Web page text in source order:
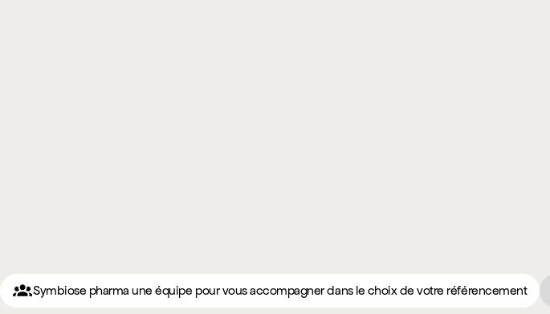
Symbiose pharma une équipe pour vous accompagner dans le choix de votre référencement